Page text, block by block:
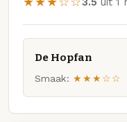
De Hopfan
Smaak: ★★★☆☆